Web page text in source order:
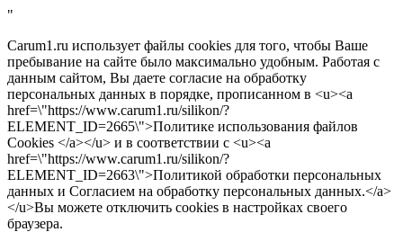
"
Carum1.ru использует файлы cookies для того, чтобы Ваше
пребывание на сайте было максимально удобным. Работая с
данным сайтом, Вы даете согласие на обработку
персональных данных в порядке, прописанном в <u><a
href=\"https://www.carum1.ru/silikon/?
ELEMENT_ID=2665\">Политике использования файлов
Cookies </a></u> и в соответствии с <u><a
href=\"https://www.carum1.ru/silikon/?
ELEMENT_ID=2663\">Политикой обработки персональных
данных и Согласием на обработку персональных данных.</a>
</u>Вы можете отключить cookies в настройках своего
браузера.